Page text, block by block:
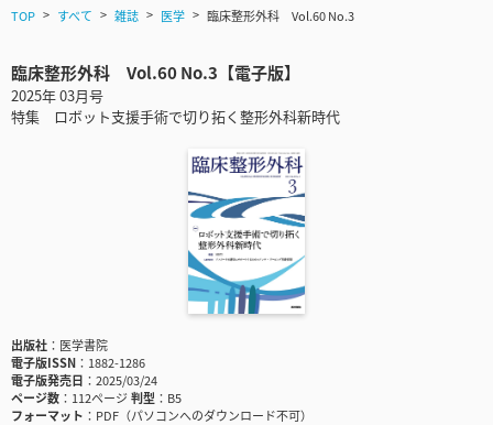
TOP すべて 雑誌 医学 臨床整形外科 Vol.60 No.3
臨床整形外科 Vol.60 No.3【電子版】
2025年 03月号
特集 ロボット支援手術で切り拓く整形外科新時代
出版社
医学書院
電子版ISSN
1882-1286
電子版発売日
2025/03/24
ページ数
112ページ判型
B5
フォーマット
PDF（パソコンへのダウンロード不可）